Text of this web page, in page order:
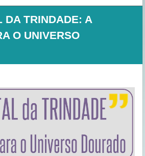
DA TRINDADE: A
O UNIVERSO